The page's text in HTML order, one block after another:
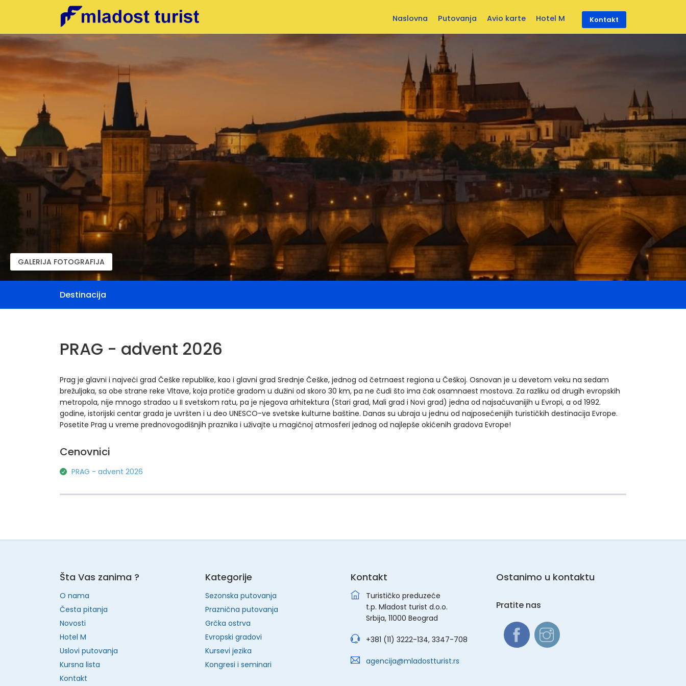
GALERIJA FOTOGRAFIJA
Destinacija
PRAG - advent 2026
Prag je glavni i najveći grad Češke republike, kao i glavni grad Srednje Češke, jednog od četrnaest regiona u Češkoj. Osnovan je u devetom veku na sedam
brežuljaka, sa obe strane reke Vltave, koja protiče gradom u dužini od skoro 30 km, pa ne čudi što ima čak osamnaest mostova. Za razliku od drugih evropskih
metropola, nije mnogo stradao u II svetskom ratu, pa je njegova arhitektura (Stari grad, Mali grad i Novi grad) jedna od najsačuvanijih u Evropi, a od 1992.
godine, istorijski centar grada je uvršten i u deo UNESCO-ve svetske kulturne baštine. Danas su ubraja u jednu od najposećenijih turističkih destinacija Evrope.
Posetite Prag u vreme prednovogodišnjih praznika i uživajte u magičnoj atmosferi jednog od najlepše okićenih gradova Evrope!
Cenovnici
PRAG - advent 2026
Šta Vas zanima ?
O nama
Česta pitanja
Novosti
Hotel M
Uslovi putovanja
Kursna lista
Kontakt
Kategorije
Sezonska putovanja
Praznična putovanja
Grčka ostrva
Evropski gradovi
Kursevi jezika
Kongresi i seminari
Kontakt
Turističko preduzeće
t.p. Mladost turist d.o.o.
Srbija, 11000 Beograd
+381 (11) 3222-134, 3347-708
agencija@mladostturist.rs
Ostanimo u kontaktu
Pratite nas
Kontakt
Naslovna Putovanja Avio karte Hotel M